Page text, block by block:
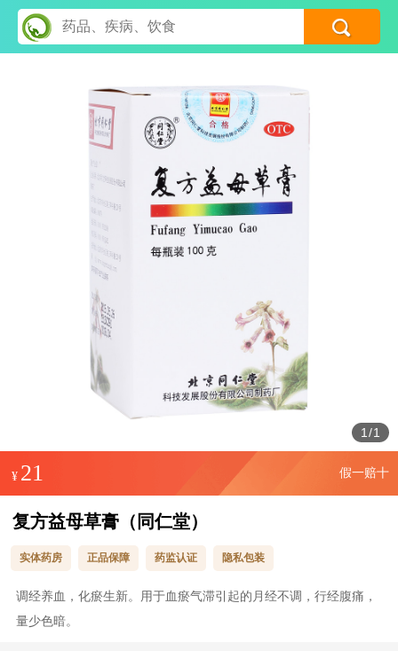
1 /1
¥ 21 假一赔十
复方益母草膏（同仁堂）
实体药房 正品保障 药监认证 隐私包装
调经养血，化瘀生新。用于血瘀气滞引起的月经不调，行经腹痛，
量少色暗。